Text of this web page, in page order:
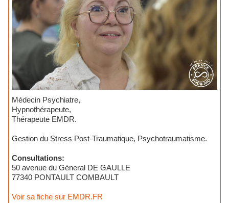
Médecin Psychiatre,
Hypnothérapeute,
Thérapeute EMDR.
Gestion du Stress Post-Traumatique, Psychotraumatisme.
Consultations:
50 avenue du Géneral DE GAULLE
77340 PONTAULT COMBAULT
Voir sa fiche sur EMDR.FR